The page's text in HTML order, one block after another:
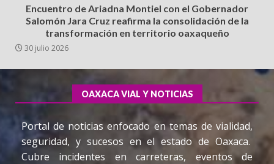
Encuentro de Ariadna Montiel con el Gobernador
Salomón Jara Cruz reafirma la consolidación de la
transformación en territorio oaxaqueño
30 julio 2026
OAXACA VIAL Y NOTICIAS
Portal de noticias enfocado en temas de vialidad,
seguridad, y sucesos en el estado de Oaxaca.
Cubre incidentes en carreteras, eventos de